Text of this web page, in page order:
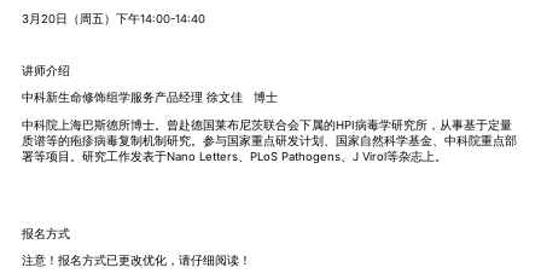
3月20日（周五）下午14:00-14:40
讲师介绍
中科新生命修饰组学服务产品经理 徐文佳 博士
中科院上海巴斯德所博士。曾赴德国莱布尼茨联合会下属的HPI病毒学研究所，从事基于定量
质谱等的疱疹病毒复制机制研究。参与国家重点研发计划、国家自然科学基金、中科院重点部
署等项目。研究工作发表于Nano Letters、PLoS Pathogens、J Virol等杂志上。
报名方式
注意！报名方式已更改优化，请仔细阅读！